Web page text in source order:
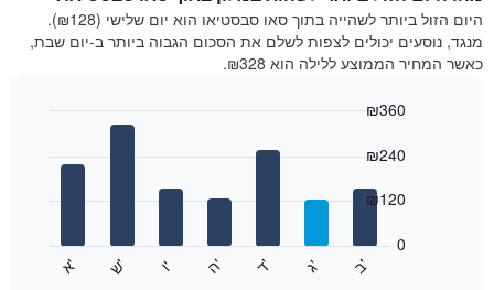
הממוצע
של
חדר
בכל
התרשים
חודשים.
היום הזול ביותר לשהייה בתוך סאו סבסטיאו הוא יום שלישי (₪128).
מנגד, נוסעים יכולים לצפות לשלם את הסכום הגבוה ביותר ב-יום שבת,
כאשר המחיר הממוצע ללילה הוא ₪328.
התרשים
ב
' ג
' ד
' ה
' ו
' ש
' א
'
0
₪120
₪240
₪360